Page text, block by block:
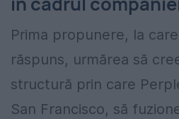
Prima propunere, la
răspuns, urmărea să
structură prin care
San Francisco, să